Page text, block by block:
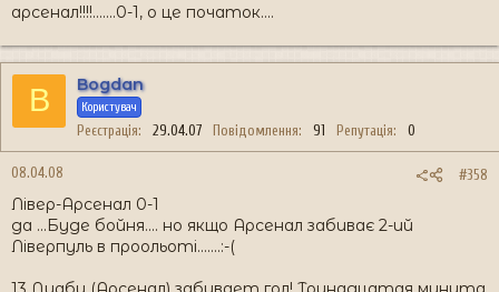
арсенал!!!!.......0-1, о це початок....
B Bogdan
Користувач
Реєстрація 29.04.07 Повідомлення 91 Репутація 0
08.04.08 #358
Лівер-Арсенал 0-1
да ...Буде бойня.... но якщо Арсенал забиває 2-ий
Ліверпуль в проольоті.......:-(